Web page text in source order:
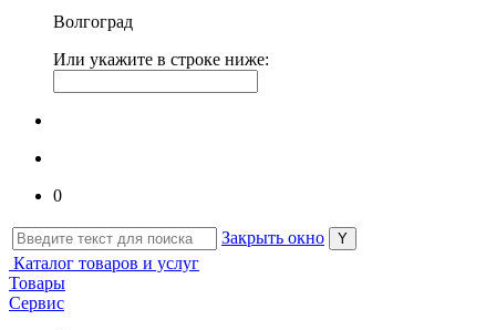
Волгоград
Или укажите в строке ниже:
0
Закрыть окно
Каталог товаров и услуг
Товары
Сервис